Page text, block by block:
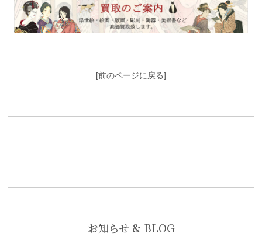
[前のページに戻る]
お知らせ & BLOG